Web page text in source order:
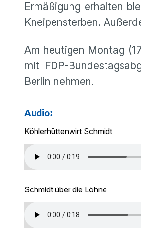
Ermäßigung erhalten
Kneipensterben.
Am heutigen Montag
mit FDP-
Berlin nehmen.
Audio:
Köhlerhüttenwirt Schmidt
Schmidt über die Löhne